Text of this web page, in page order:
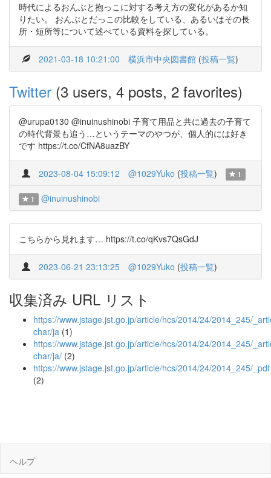
時代によるおんぶと抱っこに対する考え方の変化があるか知
りたい。 おんぶとだっこの比較をしている、あるいはその長
所・短所等について述べている資料を探している。
2021-03-18 10:21:00 横浜市中央図書館 (投稿一覧)
Twitter (3 users, 4 posts, 2 favorites)
@urupa0130 @inuinushinobi 子育て用品と共に過去の子育て
の時代背景も追う…というテーマのやつが、個人的には好き
です https://t.co/CfNA8uazBY
2023-08-04 15:09:12 @1029Yuko (投稿一覧) 1
1 @inuinushinobi
こちらから見れます… https://t.co/qKvs7QsGdJ
2023-06-21 23:13:25 @1029Yuko (投稿一覧)
収集済み URL リスト
https://www.jstage.jst.go.jp/article/hcs/2014/24/2014_245/
char/ja (1)
https://www.jstage.jst.go.jp/article/hcs/2014/24/2014_245/
char/ja/ (2)
https://www.jstage.jst.go.jp/article/hcs/2014/24/2014_245/_pdf
(2)
ヘルプ